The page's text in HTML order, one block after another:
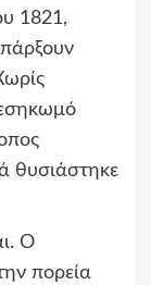
1821,
θυσιάστηκε
Ο
πορεία